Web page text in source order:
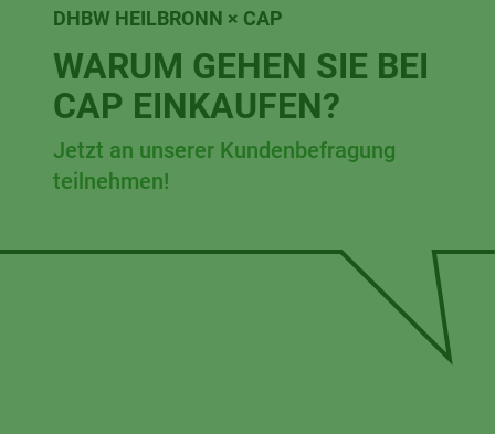
DHBW HEILBRONN × CAP
WARUM GEHEN SIE BEI
CAP EINKAUFEN?
Jetzt an unserer Kundenbefragung
teilnehmen!